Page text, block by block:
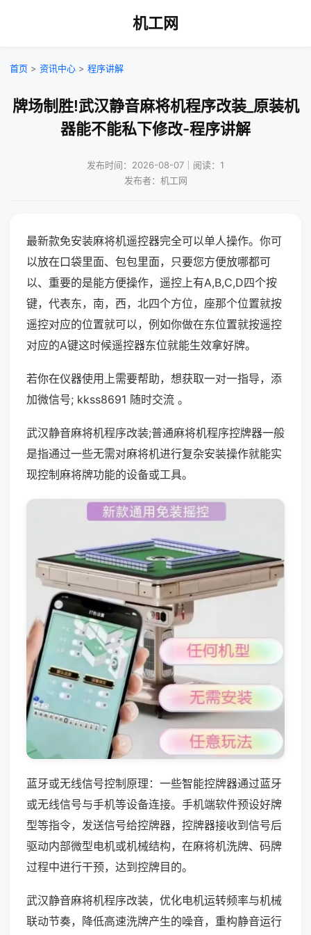
机工网
首页 > 资讯中心 > 程序讲解
牌场制胜!武汉静音麻将机程序改装_原装机
器能不能私下修改-程序讲解
发布时间：2026-08-07｜阅读：1
发布者：机工网
最新款免安装麻将机遥控器完全可以单人操作。你可
以放在口袋里面、包包里面，只要您方便放哪都可
以、重要的是能方便操作，遥控上有A,B,C,D四个按
键，代表东，南，西，北四个方位，座那个位置就按
遥控对应的位置就可以，例如你做在东位置就按遥控
对应的A键这时候遥控器东位就能生效拿好牌。
若你在仪器使用上需要帮助，想获取一对一指导，添
加微信号; kkss8691 随时交流 。
武汉静音麻将机程序改装;普通麻将机程序控牌器一般
是指通过一些无需对麻将机进行复杂安装操作就能实
现控制麻将牌功能的设备或工具。
蓝牙或无线信号控制原理：一些智能控牌器通过蓝牙
或无线信号与手机等设备连接。手机端软件预设好牌
型等指令，发送信号给控牌器，控牌器接收到信号后
驱动内部微型电机或机械结构，在麻将机洗牌、码牌
过程中进行干预，达到控牌目的。
武汉静音麻将机程序改装，优化电机运转频率与机械
联动节奏，降低高速洗牌产生的噪音，重构静音运行